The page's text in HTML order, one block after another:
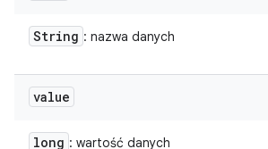
String : nazwa danych
value
long : wartość danych